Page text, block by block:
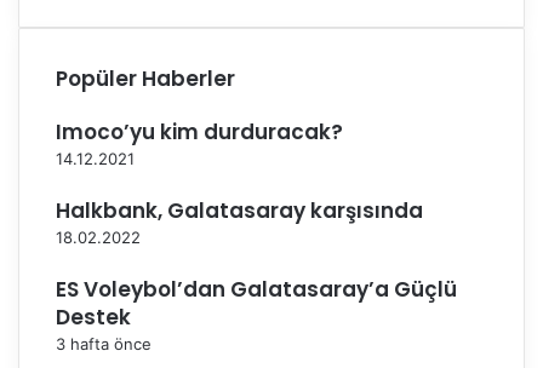
a
S
A
l
y
o
r
Popüler Haberler
Imoco’yu kim durduracak?
14.12.2021
Halkbank, Galatasaray karşısında
18.02.2022
ES Voleybol’dan Galatasaray’a Güçlü
Destek
3 hafta önce